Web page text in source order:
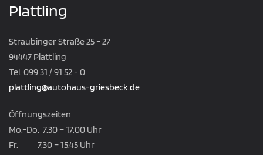
Plattling
Straubinger Straße 25 - 27
94447 Plattling
Tel. 099 31 / 91 52 - 0
plattling@autohaus-griesbeck.de
Öffnungszeiten
Mo.-Do. 7.30 – 17.00 Uhr
Fr. 7.30 – 15.45 Uhr